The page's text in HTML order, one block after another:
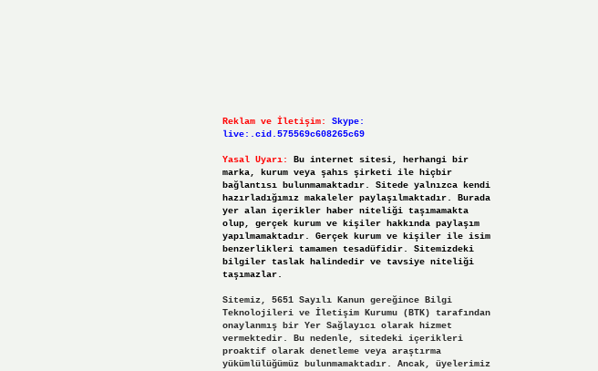
Reklam ve İletişim:
Skype:
live:.cid.575569c608265c69
Yasal Uyarı:
Bu internet sitesi, herhangi bir
marka, kurum veya şahıs şirketi ile hiçbir
bağlantısı bulunmamaktadır. Sitede yalnızca kendi
hazırladığımız makaleler paylaşılmaktadır. Burada
yer alan içerikler haber niteliği taşımamakta
olup, gerçek kurum ve kişiler hakkında paylaşım
yapılmamaktadır. Gerçek kurum ve kişiler ile isim
benzerlikleri tamamen tesadüfidir. Sitemizdeki
bilgiler taslak halindedir ve tavsiye niteliği
taşımazlar.
Sitemiz, 5651 Sayılı Kanun gereğince Bilgi
Teknolojileri ve İletişim Kurumu (BTK) tarafından
onaylanmış bir Yer Sağlayıcı olarak hizmet
vermektedir. Bu nedenle, sitedeki içerikleri
proaktif olarak denetleme veya araştırma
yükümlülüğümüz bulunmamaktadır. Ancak, üyelerimiz